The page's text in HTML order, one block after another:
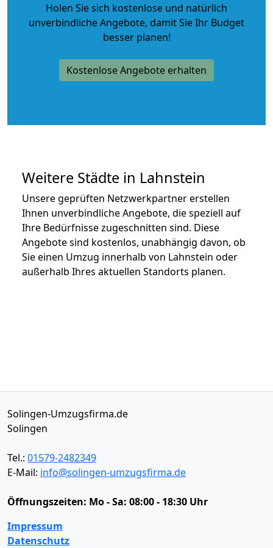
Holen Sie sich kostenlose und natürlich
unverbindliche Angebote, damit Sie Ihr Budget
besser planen!
Kostenlose Angebote erhalten
Weitere Städte in Lahnstein
Unsere geprüften Netzwerkpartner erstellen
Ihnen unverbindliche Angebote, die speziell auf
Ihre Bedürfnisse zugeschnitten sind. Diese
Angebote sind kostenlos, unabhängig davon, ob
Sie einen Umzug innerhalb von Lahnstein oder
außerhalb Ihres aktuellen Standorts planen.
Solingen-Umzugsfirma.de
Solingen
Tel.: 01579-2482349
E-Mail: info@solingen-umzugsfirma.de
Öffnungszeiten: Mo - Sa: 08:00 - 18:30 Uhr
Impressum
Datenschutz